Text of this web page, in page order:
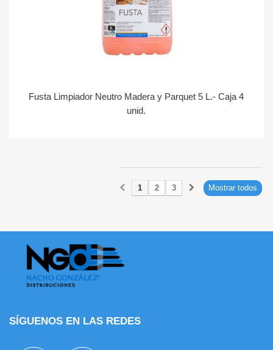
Fusta Limpiador Neutro Madera y Parquet 5 L.- Caja 4
unid.
Mostrar todos
1 2 3
SÍGUENOS EN LAS REDES